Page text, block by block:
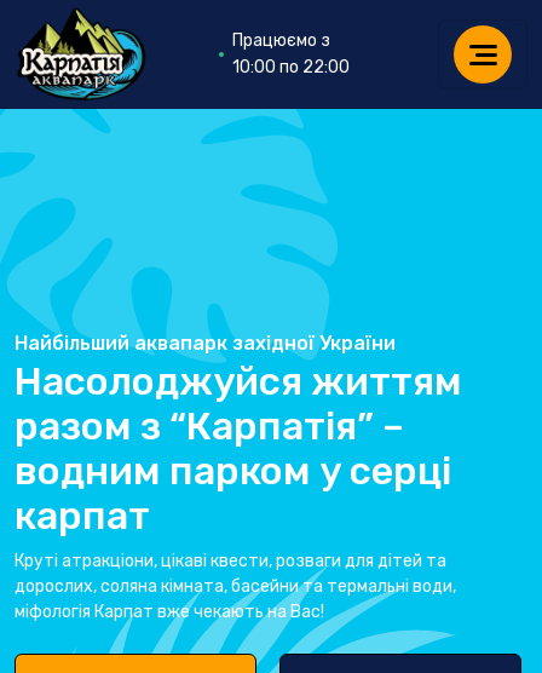
Працюємо з
10:00 по 22:00
Найбільший аквапарк західної України
Насолоджуйся життям
разом з “Карпатія” –
водним парком у серці
карпат
Круті атракціони, цікаві квести, розваги для дітей та
дорослих, соляна кімната, басейни та термальні води,
міфологія Карпат вже чекають на Вас!